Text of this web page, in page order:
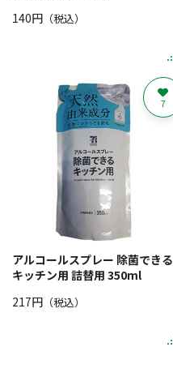
140円 （税込）
アルコールスプレー 除菌できる
キッチン用 詰替用 350ml
217円 （税込）
7